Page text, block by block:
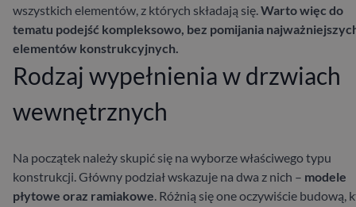
wszystkich elementów, z których składają się.Warto więc do
tematu podejść kompleksowo, bez pomijania
elementów konstrukcyjnych.
Rodzaj wypełnienia w drzwiach
wewnętrznych
Na początek należy skupić się na wyborze właściwego typu
konstrukcji. Główny podział wskazuje na dwa z nich – modele
płytowe oraz ramiakowe. Różnią się one oczywiście budową,